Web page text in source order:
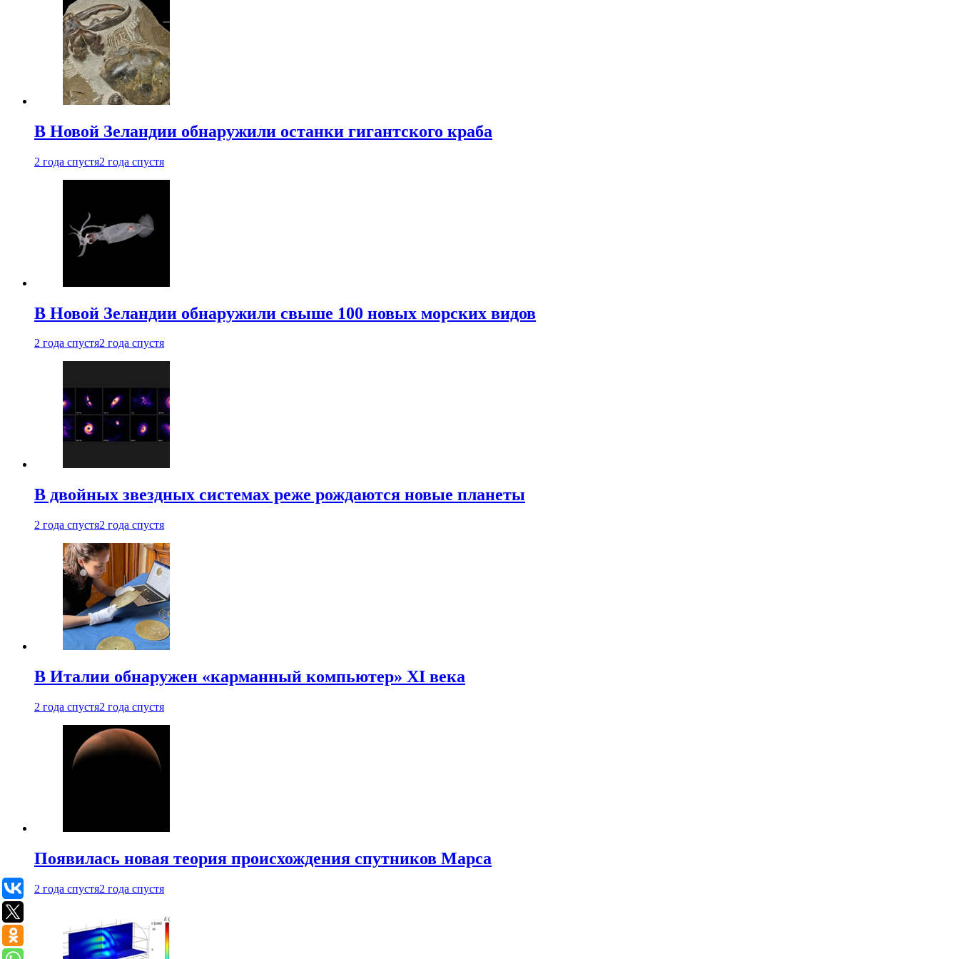
В Новой Зеландии обнаружили останки гигантского краба
2 года спустя2 года спустя
В Новой Зеландии обнаружили свыше 100 новых морских видов
2 года спустя2 года спустя
В двойных звездных системах реже рождаются новые планеты
2 года спустя2 года спустя
В Италии обнаружен «карманный компьютер» XI века
2 года спустя2 года спустя
Появилась новая теория происхождения спутников Марса
2 года спустя2 года спустя